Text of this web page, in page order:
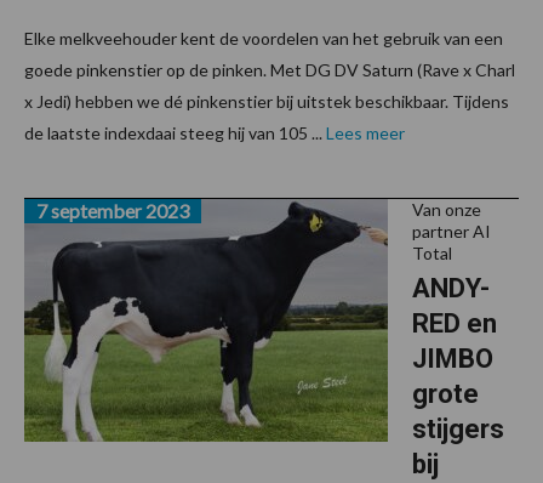
Elke melkveehouder kent de voordelen van het gebruik van een
goede pinkenstier op de pinken. Met DG DV Saturn (Rave x Charl
x Jedi) hebben we dé pinkenstier bij uitstek beschikbaar. Tijdens
de laatste indexdaai steeg hij van 105 ... Lees meer
Van onze
partner AI
Total
ANDY-
RED en
JIMBO
grote
stijgers
bij
7 september 2023